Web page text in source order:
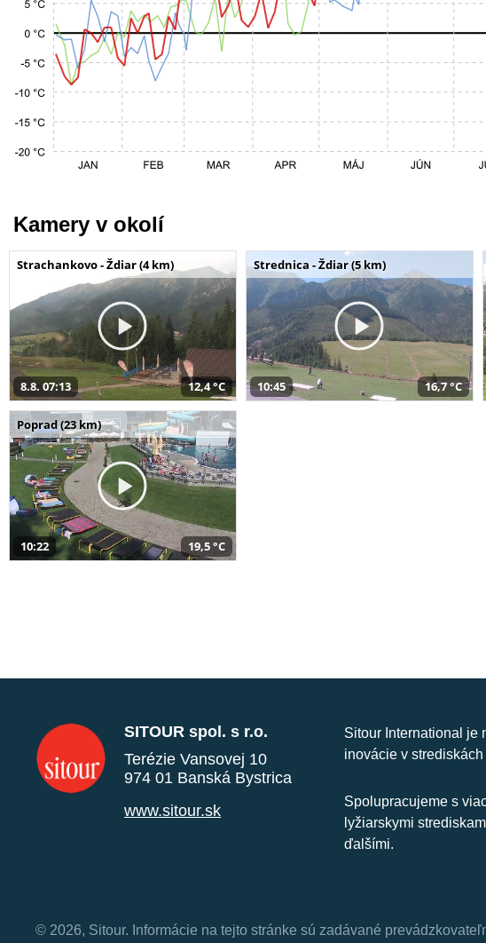
Kamery v okolí
Strachankovo - Ždiar (4 km)
8.8. 07:13 12,4 °C
Strednica - Ždiar (5 km)
10:45 16,7 °C
Poprad (23 km)
10:22 19,5 °C
SITOUR spol. s r.o.
Terézie Vansovej 10
974 01 Banská Bystrica
www.sitour.sk
Sitour International je
inovácie v
Spolupracujeme s
lyžiarskymi
ďalšími.
© 2026, Sitour. Informácie na tejto stránke sú zadávané